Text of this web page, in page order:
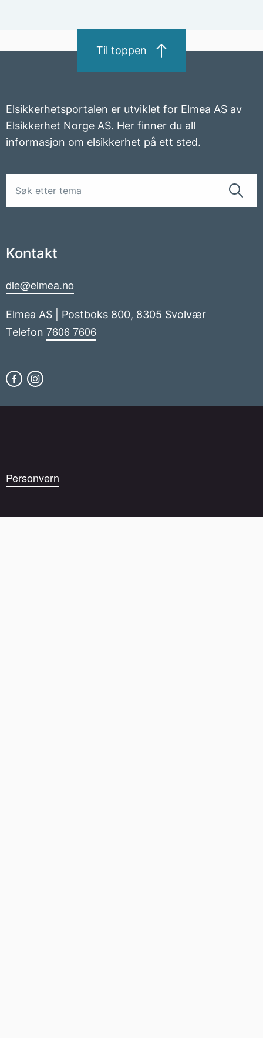
Til toppen
Elsikkerhetsportalen er utviklet for Elmea AS av
Elsikkerhet Norge AS. Her finner du all
informasjon om elsikkerhet på ett sted.
Kontakt
dle@elmea.no
Elmea AS | Postboks 800, 8305 Svolvær
Telefon 7606 7606
Personvern